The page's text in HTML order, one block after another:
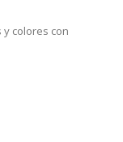
colores con